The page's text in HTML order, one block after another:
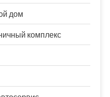
дом
комплекс